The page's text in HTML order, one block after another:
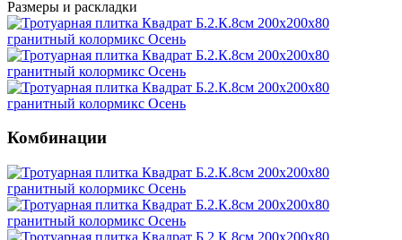
Размеры и раскладки
Комбинации